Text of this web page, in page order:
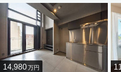
14,980万円